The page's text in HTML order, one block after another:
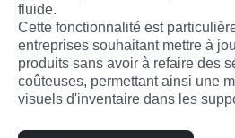
fluide.
Cette fonctionnalité est
entreprises souhaitant mettre à
produits sans avoir à refaire des
coûteuses, permettant ainsi une
visuels d'inventaire dans les